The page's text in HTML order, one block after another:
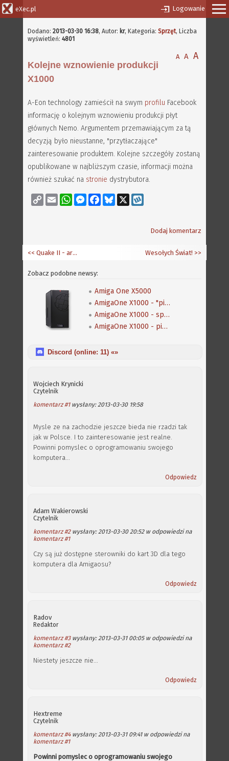
eXec.pl Logowanie
Dodano: 2013-03-30 16:38, Autor: kr, Kategoria: Sprzęt, Liczba
wyświetleń: 4801
A A A
Kolejne wznowienie produkcji
X1000
A-Eon technology zamieścił na swym profilu Facebook
informację o kolejnym wznowieniu produkcji płyt
głównych Nemo. Argumentem przemawiającym za tą
decyzją było nieustanne, "przytłaczające"
zainteresowanie produktem. Kolejne szczegóły zostaną
opublikowane w najbliższym czasie, informacji można
również szukać na stronie dystrybutora.
Copy
Link
Email WhatsAppMessenger
FacebookBluesky
Dodaj komentarz
Wesołych Świat! >>
<< Quake II - artykuł
Zobacz podobne newsy:
Amiga One X5000
AmigaOne X1000 - "pierwszy kontakt"
AmigaOne X1000 - specyfikacja komputera
AmigaOne X1000 - pierwsze płyty dla betatesterów zeszły z taśmy produkcyjnej
Discord (online: 11) «»
Wojciech Krynicki
Czytelnik
komentarz #1wysłany: 2013-03-30 19:58
Mysle ze na zachodzie jeszcze bieda nie rzadzi tak
jak w Polsce. I to zainteresowanie jest realne.
Powinni pomyslec o oprogramowaniu swojego
komputera...
Odpowiedz
Adam Wakierowski
Czytelnik
komentarz #2wysłany: 2013-03-30 20:52 w odpowiedzi na
komentarz #1
Czy są już dostępne sterowniki do kart 3D dla tego
komputera dla Amigaosu?
Odpowiedz
Radov
Redaktor
komentarz #3wysłany: 2013-03-31 00:05 w odpowiedzi na
komentarz #2
Niestety jeszcze nie...
Odpowiedz
Hextreme
Czytelnik
komentarz #4wysłany: 2013-03-31 09:41 w odpowiedzi na
komentarz #1
Powinni pomyslec o oprogramowaniu swojego